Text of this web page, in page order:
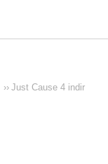
›› Just Cause 4 indir